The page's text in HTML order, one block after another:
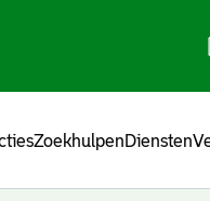
ZoekhulpenDiensten